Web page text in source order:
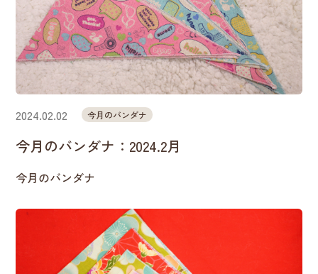
2024.02.02 今月のバンダナ
今月のバンダナ：2024.2月
今月のバンダナ